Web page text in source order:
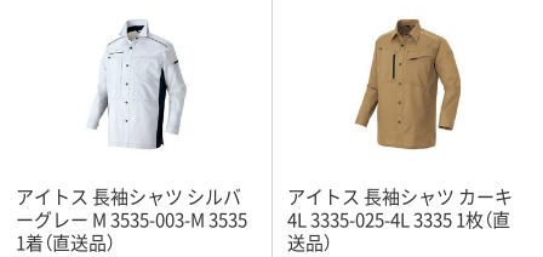
アイトス 長袖シャツ シルバ
ーグレー M 3535-003-M 3535
1着（直送品）
アイトス 長袖シャツ カーキ
4L 3335-025-4L 3335 1枚（直
送品）